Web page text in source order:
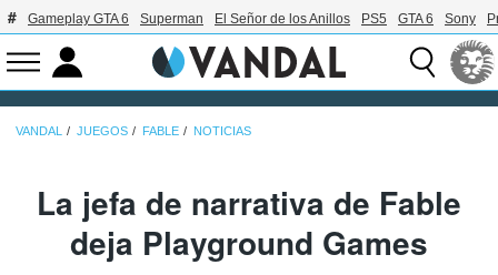
Gameplay GTA 6 Superman El Señor de los Anillos PS5 GTA 6 Sony
VANDAL JUEGOS FABLE NOTICIAS
La jefa de narrativa de Fable
deja Playground Games